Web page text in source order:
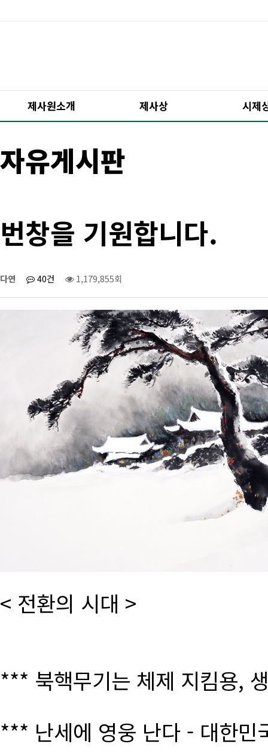
제사원소개 제사상 시제
자유게시판
번창을 기원합니다.
다연 40건 1,179,855회
< 전환의 시대 >
*** 북핵무기는 체제 지킴용,
*** 난세에 영웅 난다 - 대한